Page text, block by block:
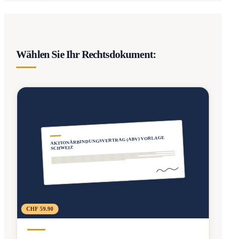
Wählen Sie Ihr Rechtsdokument:
AKTIONÄRBINDUNGSVERTRAG (ABV) VORLAGE
SCHWEIZ
CHF 59.90